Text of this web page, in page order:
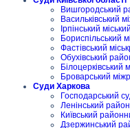
Вишгородський
Васильківський
Ірпінський
Бориспільський
Фастівський
Обухівський
Білоцерківський
Броварський
Суди Харкова
Господарський
Ленінський
Київський
Дзержинський